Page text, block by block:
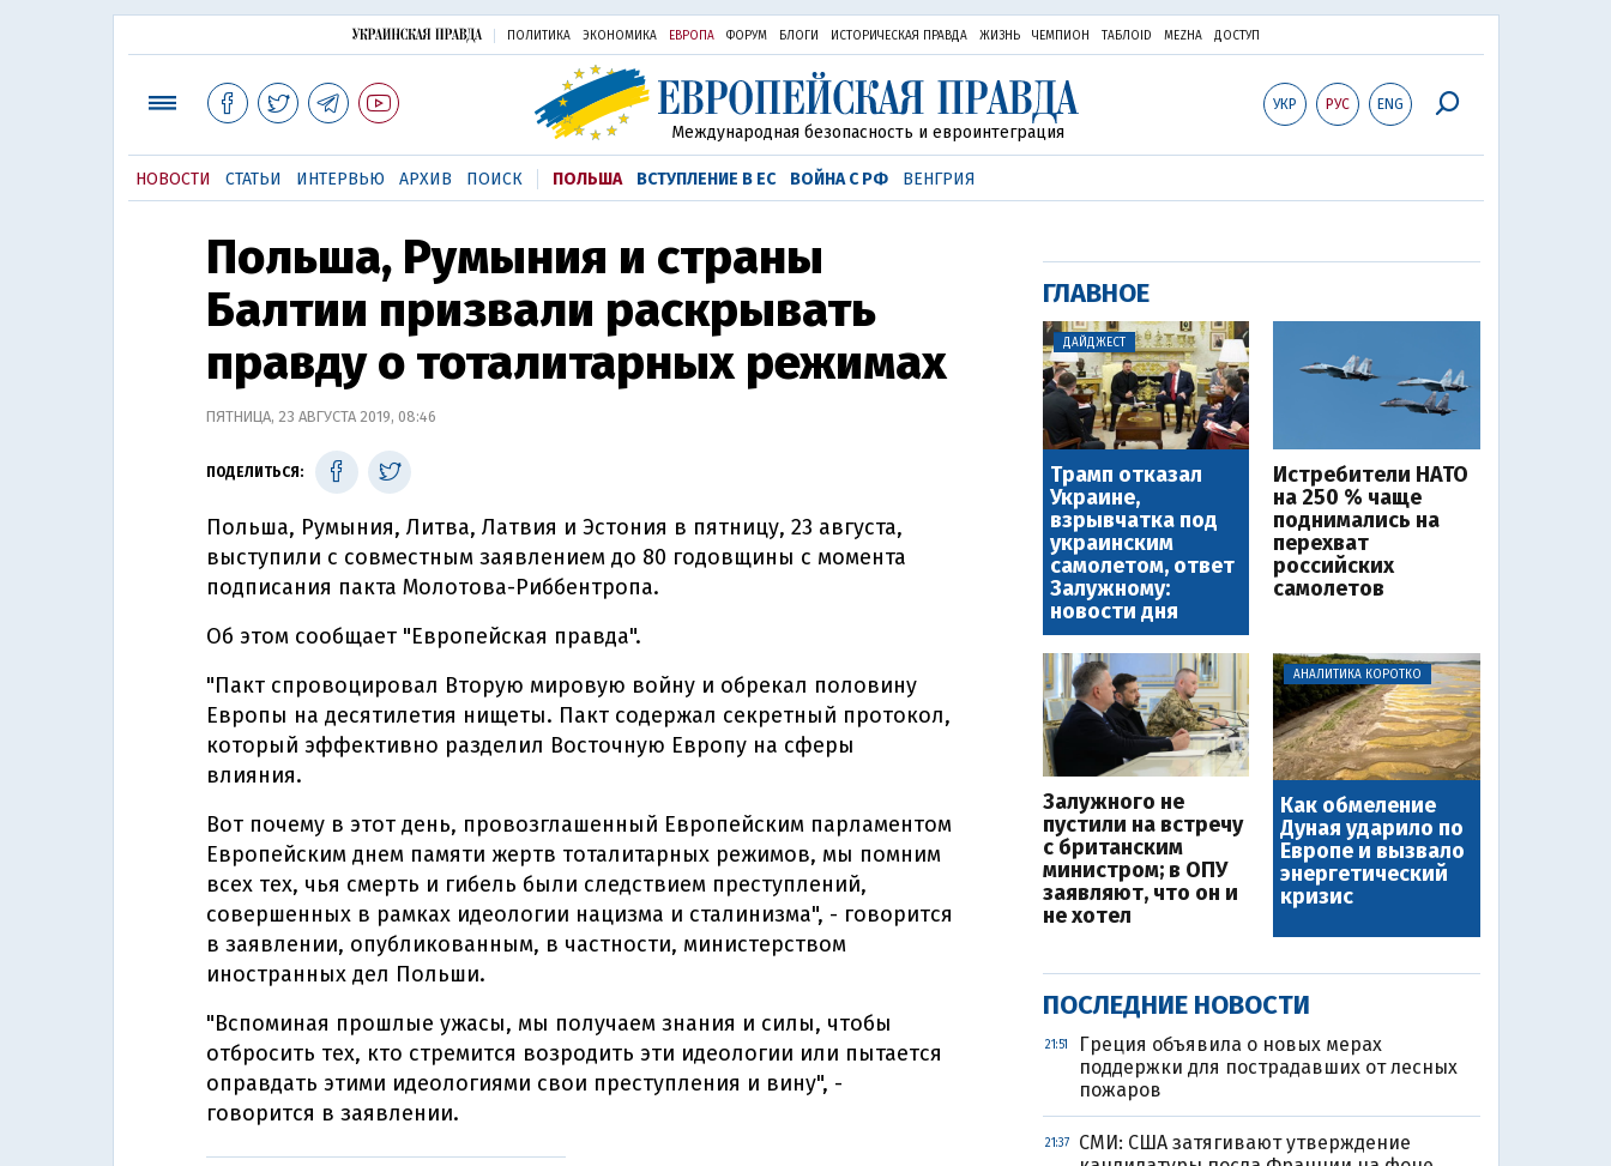
ПОЛИТИКА ЭКОНОМИКА ЕВРОПА ФОРУМ БЛОГИ ИСТОРИЧЕСКАЯ ПРАВДА ЖИЗНЬ ЧЕМПИОН ТАБЛОID MEZHA ДОСТУП
УКР РУС ENG
Международная безопасность и евроинтеграция
НОВОСТИ СТАТЬИ ИНТЕРВЬЮ АРХИВ ПОИСК ПОЛЬША ВСТУПЛЕНИЕ В ЕС ВОЙНА С РФ ВЕНГРИЯ
Польша, Румыния и страны
Балтии призвали раскрывать
правду о тоталитарных режимах
ПЯТНИЦА, 23 АВГУСТА 2019, 08:46
ПОДЕЛИТЬСЯ:
Польша, Румыния, Литва, Латвия и Эстония в пятницу, 23 августа,
выступили с совместным заявлением до 80 годовщины с момента
подписания пакта Молотова-Риббентропа.
Об этом сообщает "Европейская правда".
"Пакт спровоцировал Вторую мировую войну и обрекал половину
Европы на десятилетия нищеты. Пакт содержал секретный протокол,
который эффективно разделил Восточную Европу на сферы
влияния.
Вот почему в этот день, провозглашенный Европейским парламентом
Европейским днем ​​памяти жертв тоталитарных режимов, мы помним
всех тех, чья смерть и гибель были следствием преступлений,
совершенных в рамках идеологии нацизма и сталинизма", - говорится
в заявлении, опубликованным, в частности, министерством
иностранных дел Польши.
"Вспоминая прошлые ужасы, мы получаем знания и силы, чтобы
отбросить тех, кто стремится возродить эти идеологии или пытается
оправдать этими идеологиями свои преступления и вину", -
говорится в заявлении.
ГЛАВНОЕ
ДАЙДЖЕСТ
Трамп отказал
Украине,
взрывчатка под
украинским
самолетом, ответ
Залужному:
новости дня
Истребители НАТО
на 250 % чаще
поднимались на
перехват
российских
самолетов
Залужного не
пустили на встречу
с британским
министром; в ОПУ
заявляют, что он и
не хотел
АНАЛИТИКА КОРОТКО
Как обмеление
Дуная ударило по
Европе и вызвало
энергетический
кризис
ПОСЛЕДНИЕ НОВОСТИ
21:51
Греция объявила о новых мерах
поддержки для пострадавших от лесных
пожаров
21:37
СМИ: США затягивают утверждение